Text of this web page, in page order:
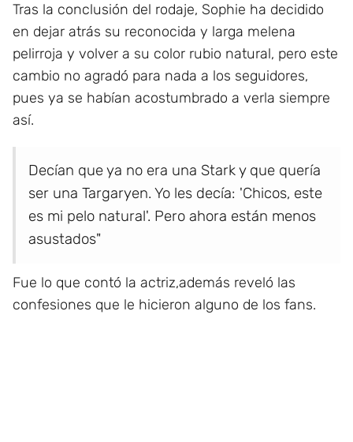
Tras la conclusión del rodaje, Sophie ha decidido
en dejar atrás su reconocida y larga melena
pelirroja y volver a su color rubio natural, pero este
cambio no agradó para nada a los seguidores,
pues ya se habían acostumbrado a verla siempre
así.
Decían que ya no era una Stark y que quería
ser una Targaryen. Yo les decía: 'Chicos, este
es mi pelo natural'. Pero ahora están menos
asustados"
Fue lo que contó la actriz,además reveló las
confesiones que le hicieron alguno de los fans.